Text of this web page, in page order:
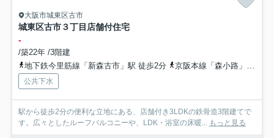
大阪市城東区古市
城東区古市３丁目店舗付住宅
-
/築22年 /3階建
地下鉄今里筋線「新森古市」駅 徒歩2分
京阪本線「森小路」駅 徒歩12分
公共下水
駅から徒歩2分の便利な立地にある、店舗付き3LDKの鉄骨造3階建てで
す。広々としたルーフバルコニーや、LDK・浴室の床暖... もっと見る